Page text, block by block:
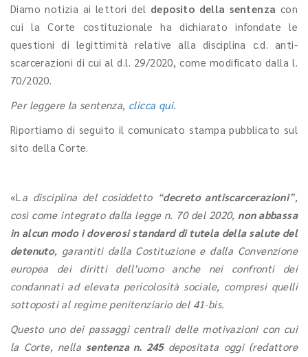
Diamo notizia ai lettori del deposito della sentenza con
cui la Corte costituzionale ha dichiarato infondate le
questioni di legittimità relative alla disciplina c.d. anti-
scarcerazioni di cui al d.l. 29/2020, come modificato dalla l.
70/2020.
Per leggere la sentenza, clicca qui.
Riportiamo di seguito il comunicato stampa pubblicato sul
sito della Corte.
«L a disciplina del cosiddetto “decreto antiscarcerazioni”,
così come integrato dalla legge n. 70 del 2020, non abbassa
in alcun modo i doverosi standard di tutela della salute del
detenuto, garantiti dalla Costituzione e dalla Convenzione
europea dei diritti dell’uomo anche nei confronti dei
condannati ad elevata pericolosità sociale, compresi quelli
sottoposti al regime penitenziario del 41-bis.
Questo uno dei passaggi centrali delle motivazioni con cui
la Corte, nella sentenza n. 245depositata oggi (redattore